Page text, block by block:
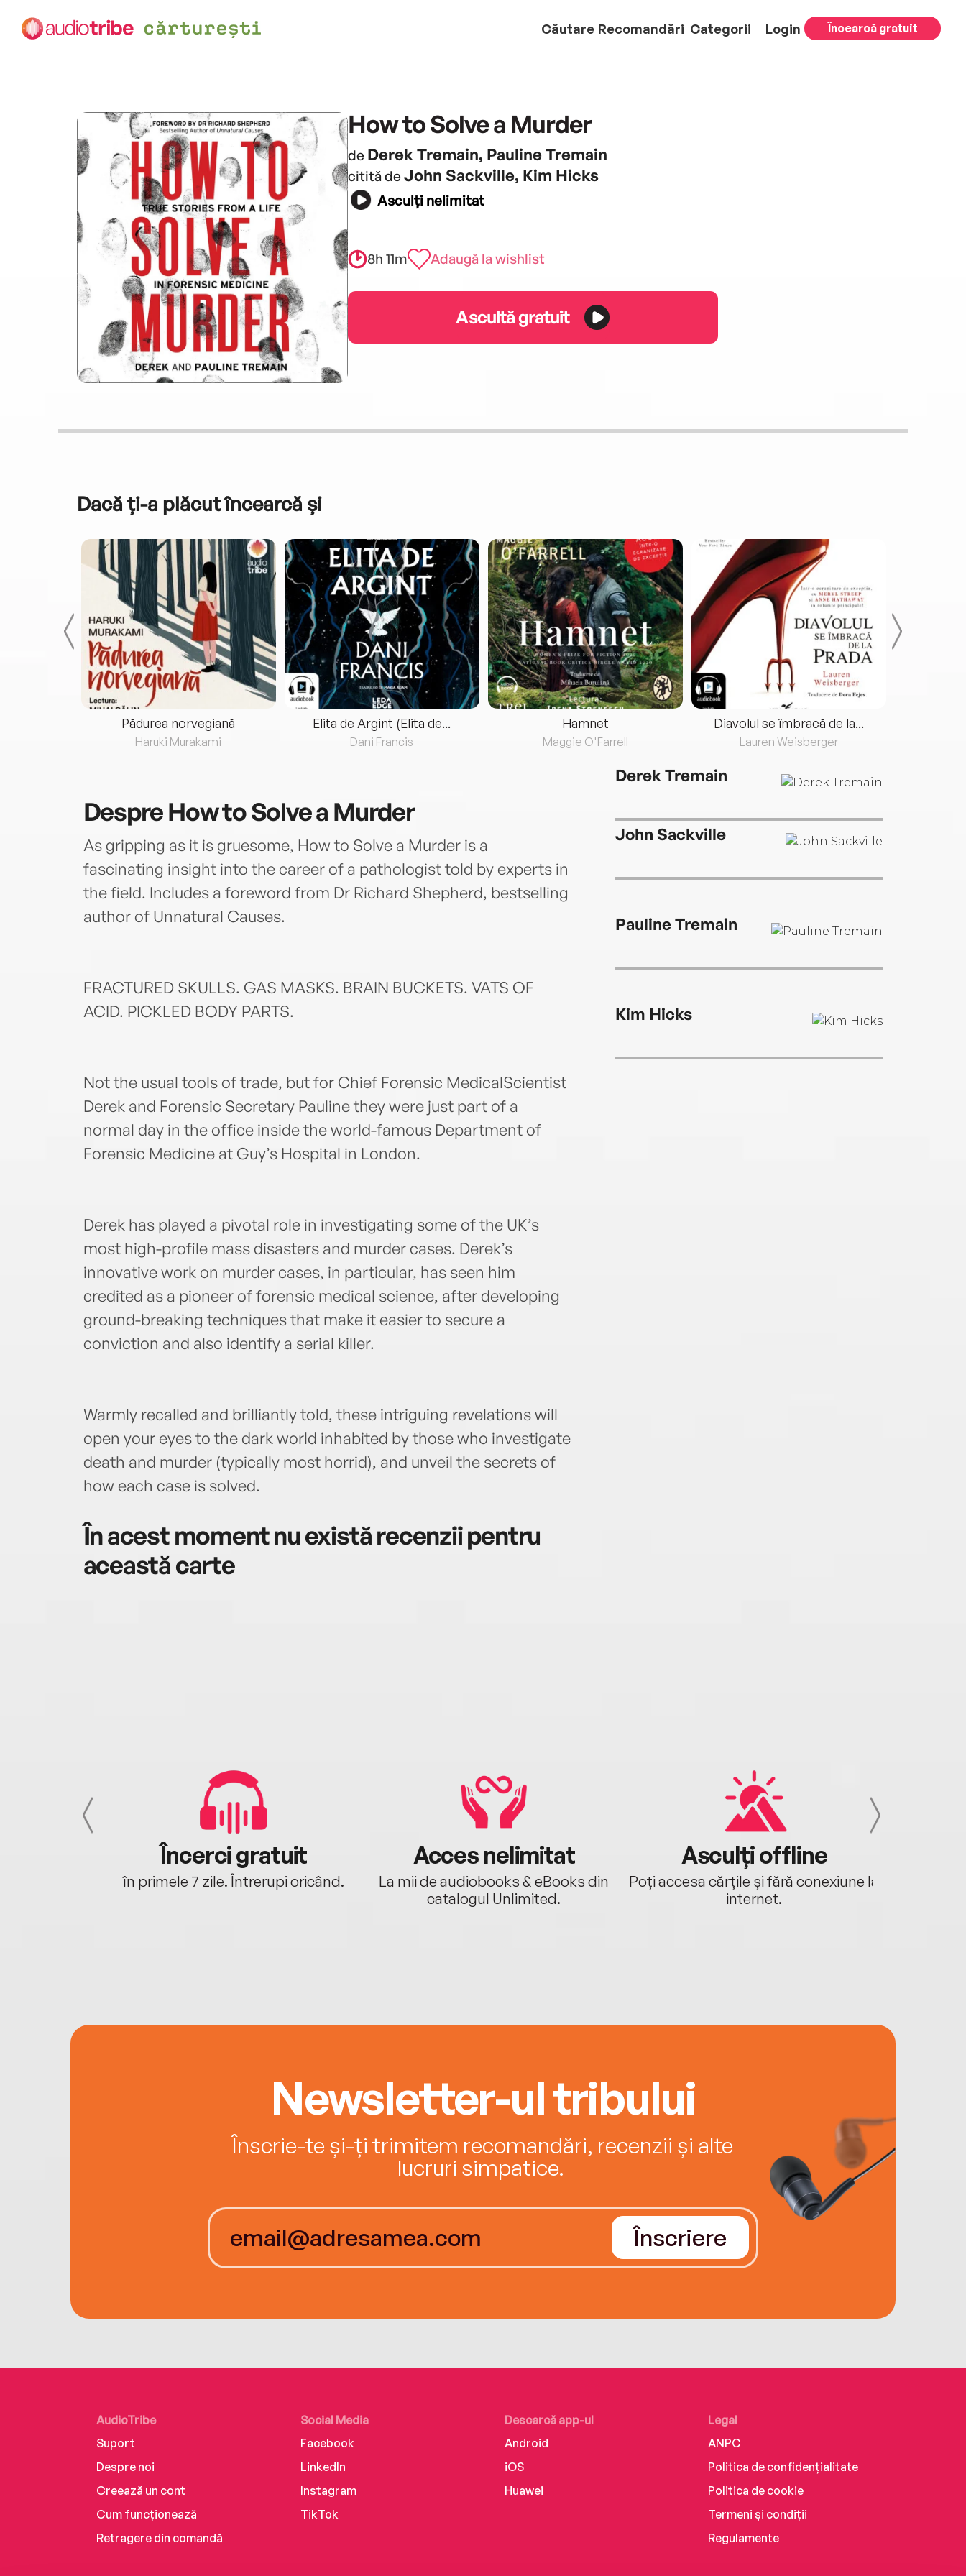
Căutare Recomandări Categorii Login Încearcă gratuit
How to Solve a Murder
de Derek Tremain, Pauline Tremain
citită de John Sackville, Kim Hicks
Asculți nelimitat
8h 11m Adaugă la wishlist
Ascultă gratuit
Dacă ți-a plăcut încearcă și
Pădurea norvegiană
Haruki Murakami
Elita de Argint (Elita de...
Dani Francis
Hamnet
Maggie O'Farrell
Diavolul se îmbracă de la...
Lauren Weisberger
DespreHow to Solve a Murder
As gripping as it is gruesome, How to Solve a Murder is a
fascinating insight into the career of a pathologist told by experts in
the field. Includes a foreword from Dr Richard Shepherd, bestselling
author of Unnatural Causes.
FRACTURED SKULLS. GAS MASKS. BRAIN BUCKETS. VATS OF
ACID. PICKLED BODY PARTS.
Not the usual tools of trade, but for Chief Forensic MedicalScientist
Derek and Forensic Secretary Pauline they were just part of a
normal day in the office inside the world-famous Department of
Forensic Medicine at Guy’s Hospital in London.
Derek has played a pivotal role in investigating some of the UK’s
most high-profile mass disasters and murder cases. Derek’s
innovative work on murder cases, in particular, has seen him
credited as a pioneer of forensic medical science, after developing
ground-breaking techniques that make it easier to secure a
conviction and also identify a serial killer.
Warmly recalled and brilliantly told, these intriguing revelations will
open your eyes to the dark world inhabited by those who investigate
death and murder (typically most horrid), and unveil the secrets of
how each case is solved.
În acest moment nu există recenzii pentru
această carte
Derek Tremain
John Sackville
Pauline Tremain
Kim Hicks
Încerci gratuit
în primele 7 zile. Întrerupi oricând.
Acces nelimitat
La mii de audiobooks & eBooks din
catalogul Unlimited.
Asculți offline
Poți accesa cărțile și fără conexiune la
internet.
Newsletter-ul tribului
Înscrie-te și-ți trimitem recomandări, recenzii și alte
lucruri simpatice.
Înscriere
AudioTribe
Suport
Despre noi
Creează un cont
Cum funcționează
Retragere din comandă
Social Media
Facebook
LinkedIn
Instagram
TikTok
Descarcă app-ul
Android
iOS
Huawei
Legal
ANPC
Politica de confidențialitate
Politica de cookie
Termeni și condiții
Regulamente